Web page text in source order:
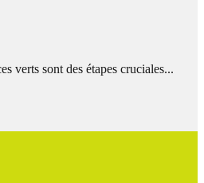
verts sont des étapes cruciales...